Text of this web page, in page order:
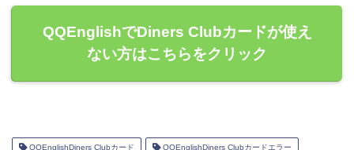
QQEnglishでDiners Clubカードが使え
ない方はこちらをクリック
QQEnglishDiners Clubカード QQEnglishDiners Clubカードエラー